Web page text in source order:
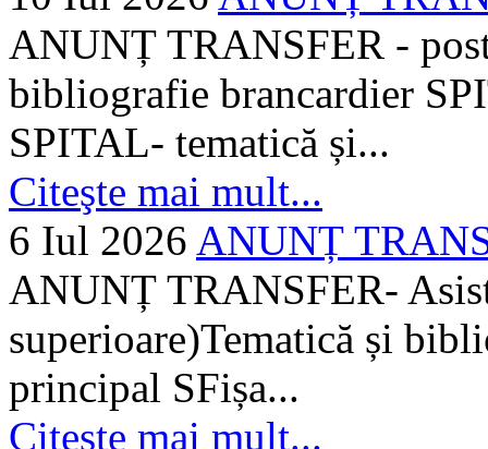
ANUNȚ TRANSFER -
bibliografie brancardier
SPITAL- tematică și...
Citeşte mai mult...
6 Iul 2026 ANUNȚ
ANUNȚ TRANSFER-
superioare)Tematică și
principal SFișa...
Citeşte mai mult...